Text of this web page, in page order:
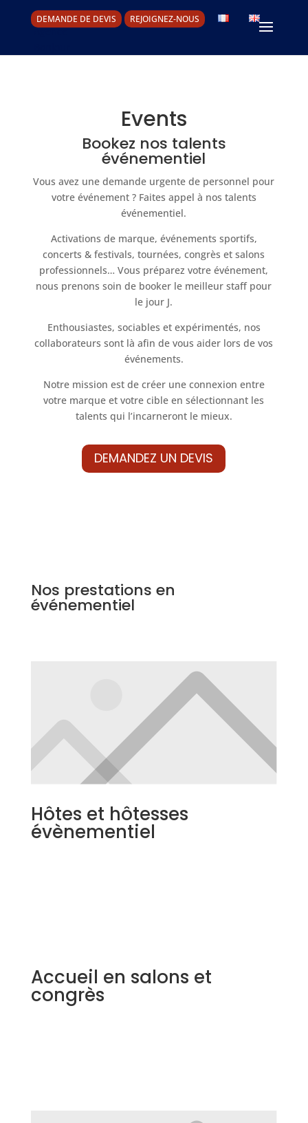
DEMANDE DE DEVIS REJOIGNEZ-NOUS
Events
Bookez nos talents
événementiel
Vous avez une demande urgente de personnel pour
votre événement ? Faites appel à nos talents
événementiel.
Activations de marque, événements sportifs,
concerts & festivals, tournées, congrès et salons
professionnels… Vous préparez votre événement,
nous prenons soin de booker le meilleur staff pour
le jour J.
Enthousiastes, sociables et expérimentés, nos
collaborateurs sont là afin de vous aider lors de vos
événements.
Notre mission est de créer une connexion entre
votre marque et votre cible en sélectionnant les
talents qui l’incarneront le mieux.
DEMANDEZ UN DEVIS
Nos prestations en
événementiel
Hôtes et hôtesses
évènementiel
Accueil en salons et
congrès